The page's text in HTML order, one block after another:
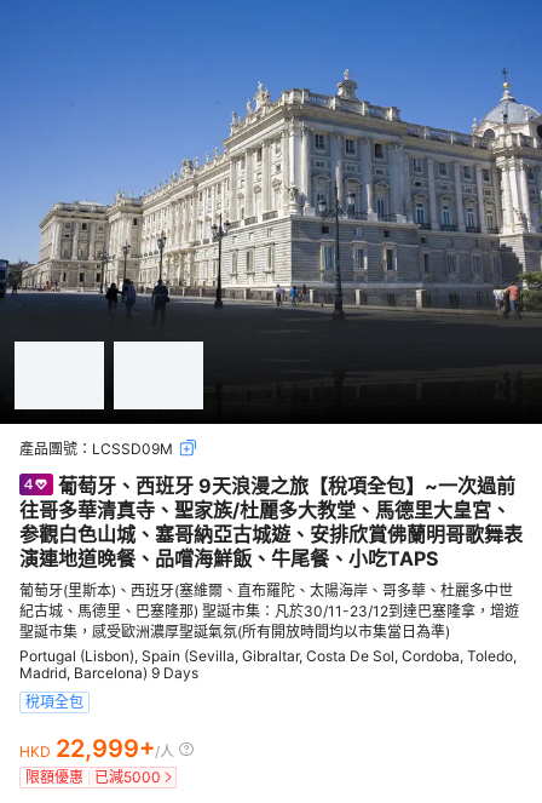
產品團號： LCSSD09M
葡萄牙、西班牙 9天浪漫之旅【稅項全包】~一次過前
往哥多華清真寺、聖家族/杜麗多大教堂、馬德里大皇宮、
参觀白色山城、塞哥納亞古城遊、安排欣賞佛蘭明哥歌舞表
演連地道晚餐、品嚐海鮮飯、牛尾餐、小吃TAPS
葡萄牙(里斯本)、西班牙(塞維爾、直布羅陀、太陽海岸、哥多華、杜麗多中世
紀古城、馬德里、巴塞隆那) 聖誕市集：凡於30/11-23/12到達巴塞隆拿，增遊
聖誕市集，感受歐洲濃厚聖誕氣氛(所有開放時間均以市集當日為準)
Portugal (Lisbon), Spain (Sevilla, Gibraltar, Costa De Sol, Cordoba, Toledo,
Madrid, Barcelona) 9 Days
稅項全包
HKD 22,999+/人
限額優惠
已減5000